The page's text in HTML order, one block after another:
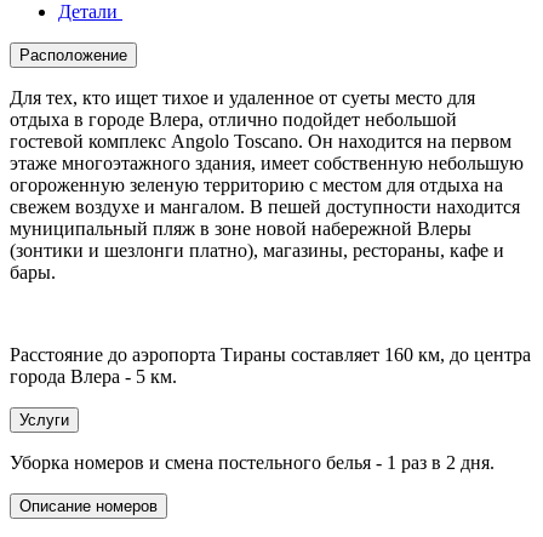
Детали
Расположение
Для тех, кто ищет тихое и удаленное от суеты место для
отдыха в городе Влера, отлично подойдет небольшой
гостевой комплекс Angolo Toscano. Он находится на первом
этаже многоэтажного здания, имеет собственную небольшую
огороженную зеленую территорию с местом для отдыха на
свежем воздухе и мангалом. В пешей доступности находится
муниципальный пляж в зоне новой набережной Влеры
(зонтики и шезлонги платно), магазины, рестораны, кафе и
бары.
Расстояние до аэропорта Тираны составляет 160 км, до центра
города Влера - 5 км.
Услуги
Уборка номеров и смена постельного белья - 1 раз в 2 дня.
Описание номеров